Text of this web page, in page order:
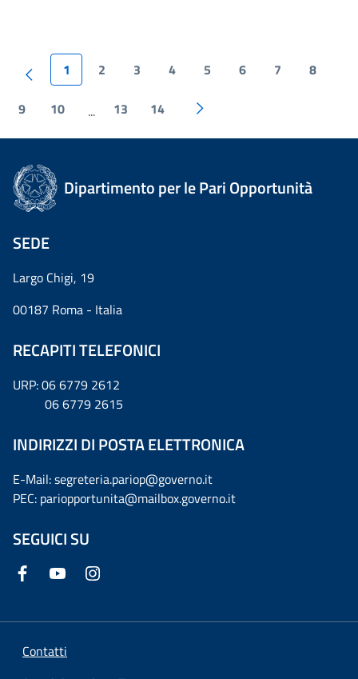
1 2 3 4 5 6 7 8
9 10 ... 13 14
Dipartimento per le Pari Opportunità
SEDE
Largo Chigi, 19
00187 Roma - Italia
RECAPITI TELEFONICI
URP: 06 6779 2612
06 6779 2615
INDIRIZZI DI POSTA ELETTRONICA
E-Mail: segreteria.pariop@governo.it
PEC: pariopportunita@mailbox.governo.it
SEGUICI SU
Contatti